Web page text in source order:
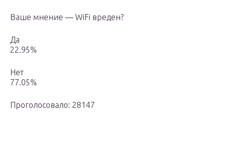
Ваше мнение — WiFi вреден?
Да
22.95%
Нет
77.05%
Проголосовало: 28147